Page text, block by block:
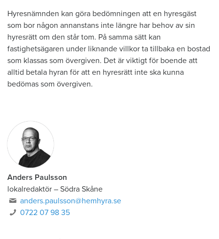
Hyresnämnden kan göra bedömningen att en hyresgäst
som bor någon annanstans inte längre har behov av sin
hyresrätt om den står tom. På samma sätt kan
fastighetsägaren under liknande villkor ta tillbaka en bostad
som klassas som övergiven. Det är viktigt för boende att
alltid betala hyran för att en hyresrätt inte ska kunna
bedömas som övergiven.
Anders Paulsson
lokalredaktör – Södra Skåne
anders.paulsson@hemhyra.se
0722 07 98 35